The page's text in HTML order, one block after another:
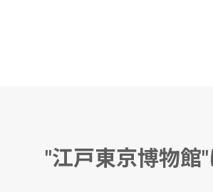
"江戸東京博物館